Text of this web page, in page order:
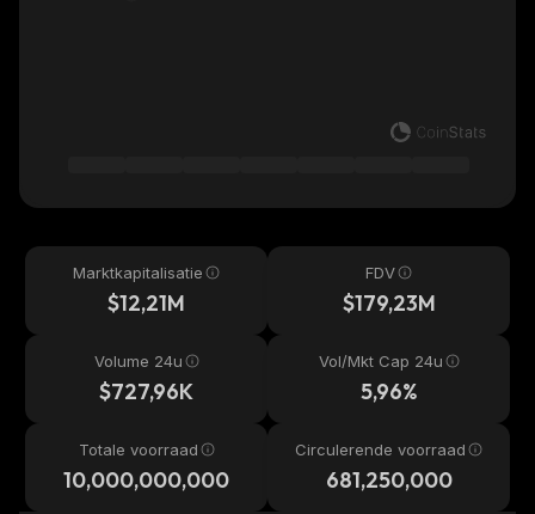
Marktkapitalisatie
$12,21M
FDV
$179,23M
Volume 24u
$727,96K
Vol/Mkt Cap 24u
5,96%
Totale voorraad
10,000,000,000
Circulerende voorraad
681,250,000